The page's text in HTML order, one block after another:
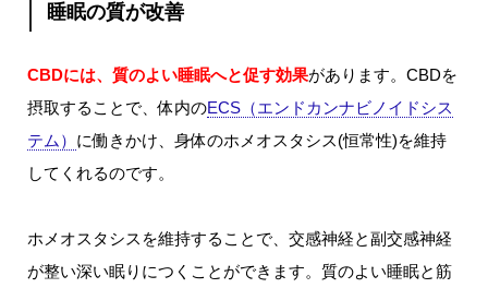
睡眠の質が改善
CBDには、質のよい睡眠へと促す効果があります。CBDを
摂取することで、体内のECS（エンドカンナビノイドシス
テム） に働きかけ、身体のホメオスタシス(恒常性)を維持
してくれるのです。
ホメオスタシスを維持することで、交感神経と副交感神経
が整い深い眠りにつくことができます。質のよい睡眠と筋